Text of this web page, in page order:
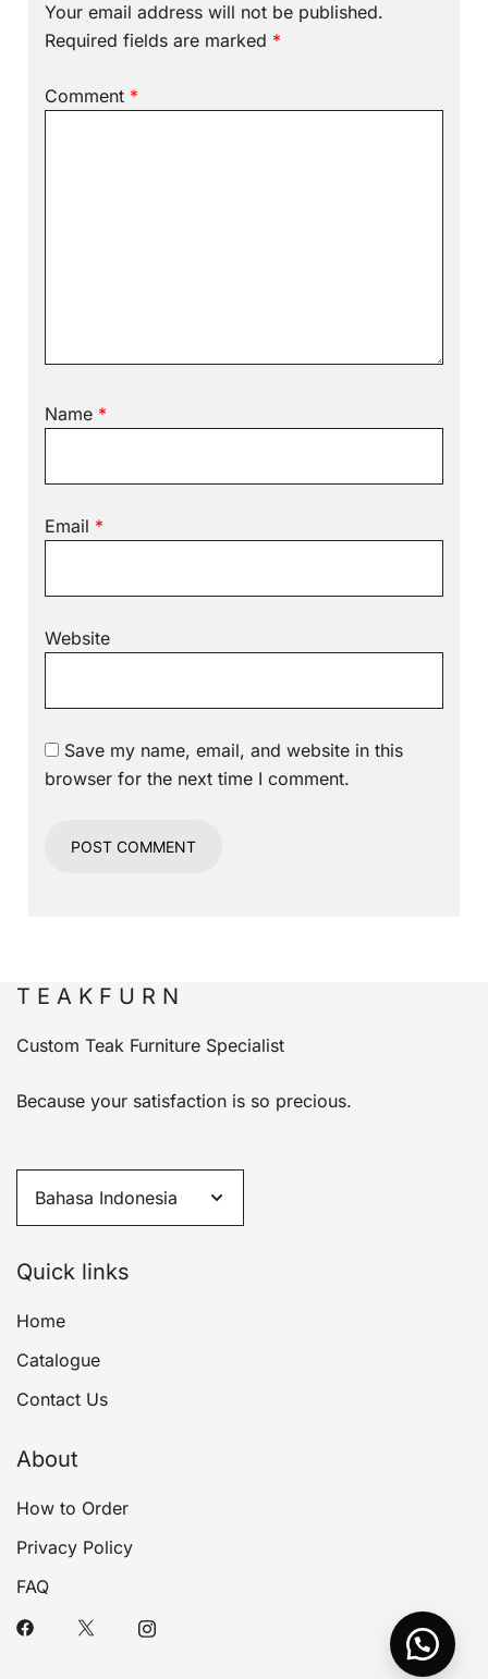
Your email address will not be published.
Required fields are marked *
Comment *
Name *
Email *
Website
Save my name, email, and website in this
browser for the next time I comment.
T E A K F U R N
Custom Teak Furniture Specialist
Because your satisfaction is so precious.
Quick links
Home
Catalogue
Contact Us
About
How to Order
Privacy Policy
FAQ